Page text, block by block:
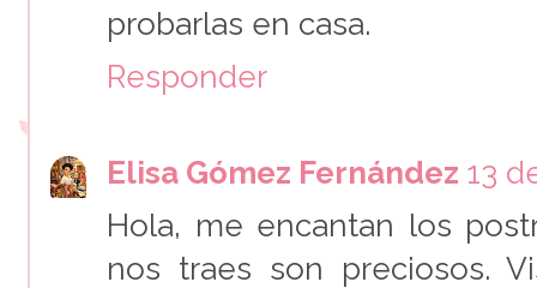
probarlas en casa.
Responder
Elisa Gómez Fernández 13
Hola, me encantan los
nos traes son preciosos.